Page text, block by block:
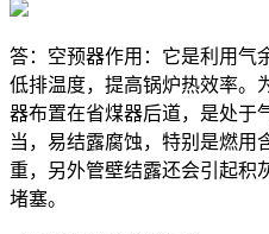
答：空预器作用：它是利用气
低排温度，提高锅炉热效率。
器布置在省煤器后道，是处于
当，易结露腐蚀，特别是燃用
重，另外管壁结露还会引起积
堵塞。